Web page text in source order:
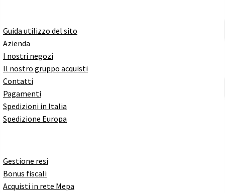
Guida utilizzo del sito
Azienda
I nostri negozi
Il nostro gruppo acquisti
Contatti
Pagamenti
Spedizioni in Italia
Spedizione Europa
Gestione resi
Bonus fiscali
Acquisti in rete Mepa